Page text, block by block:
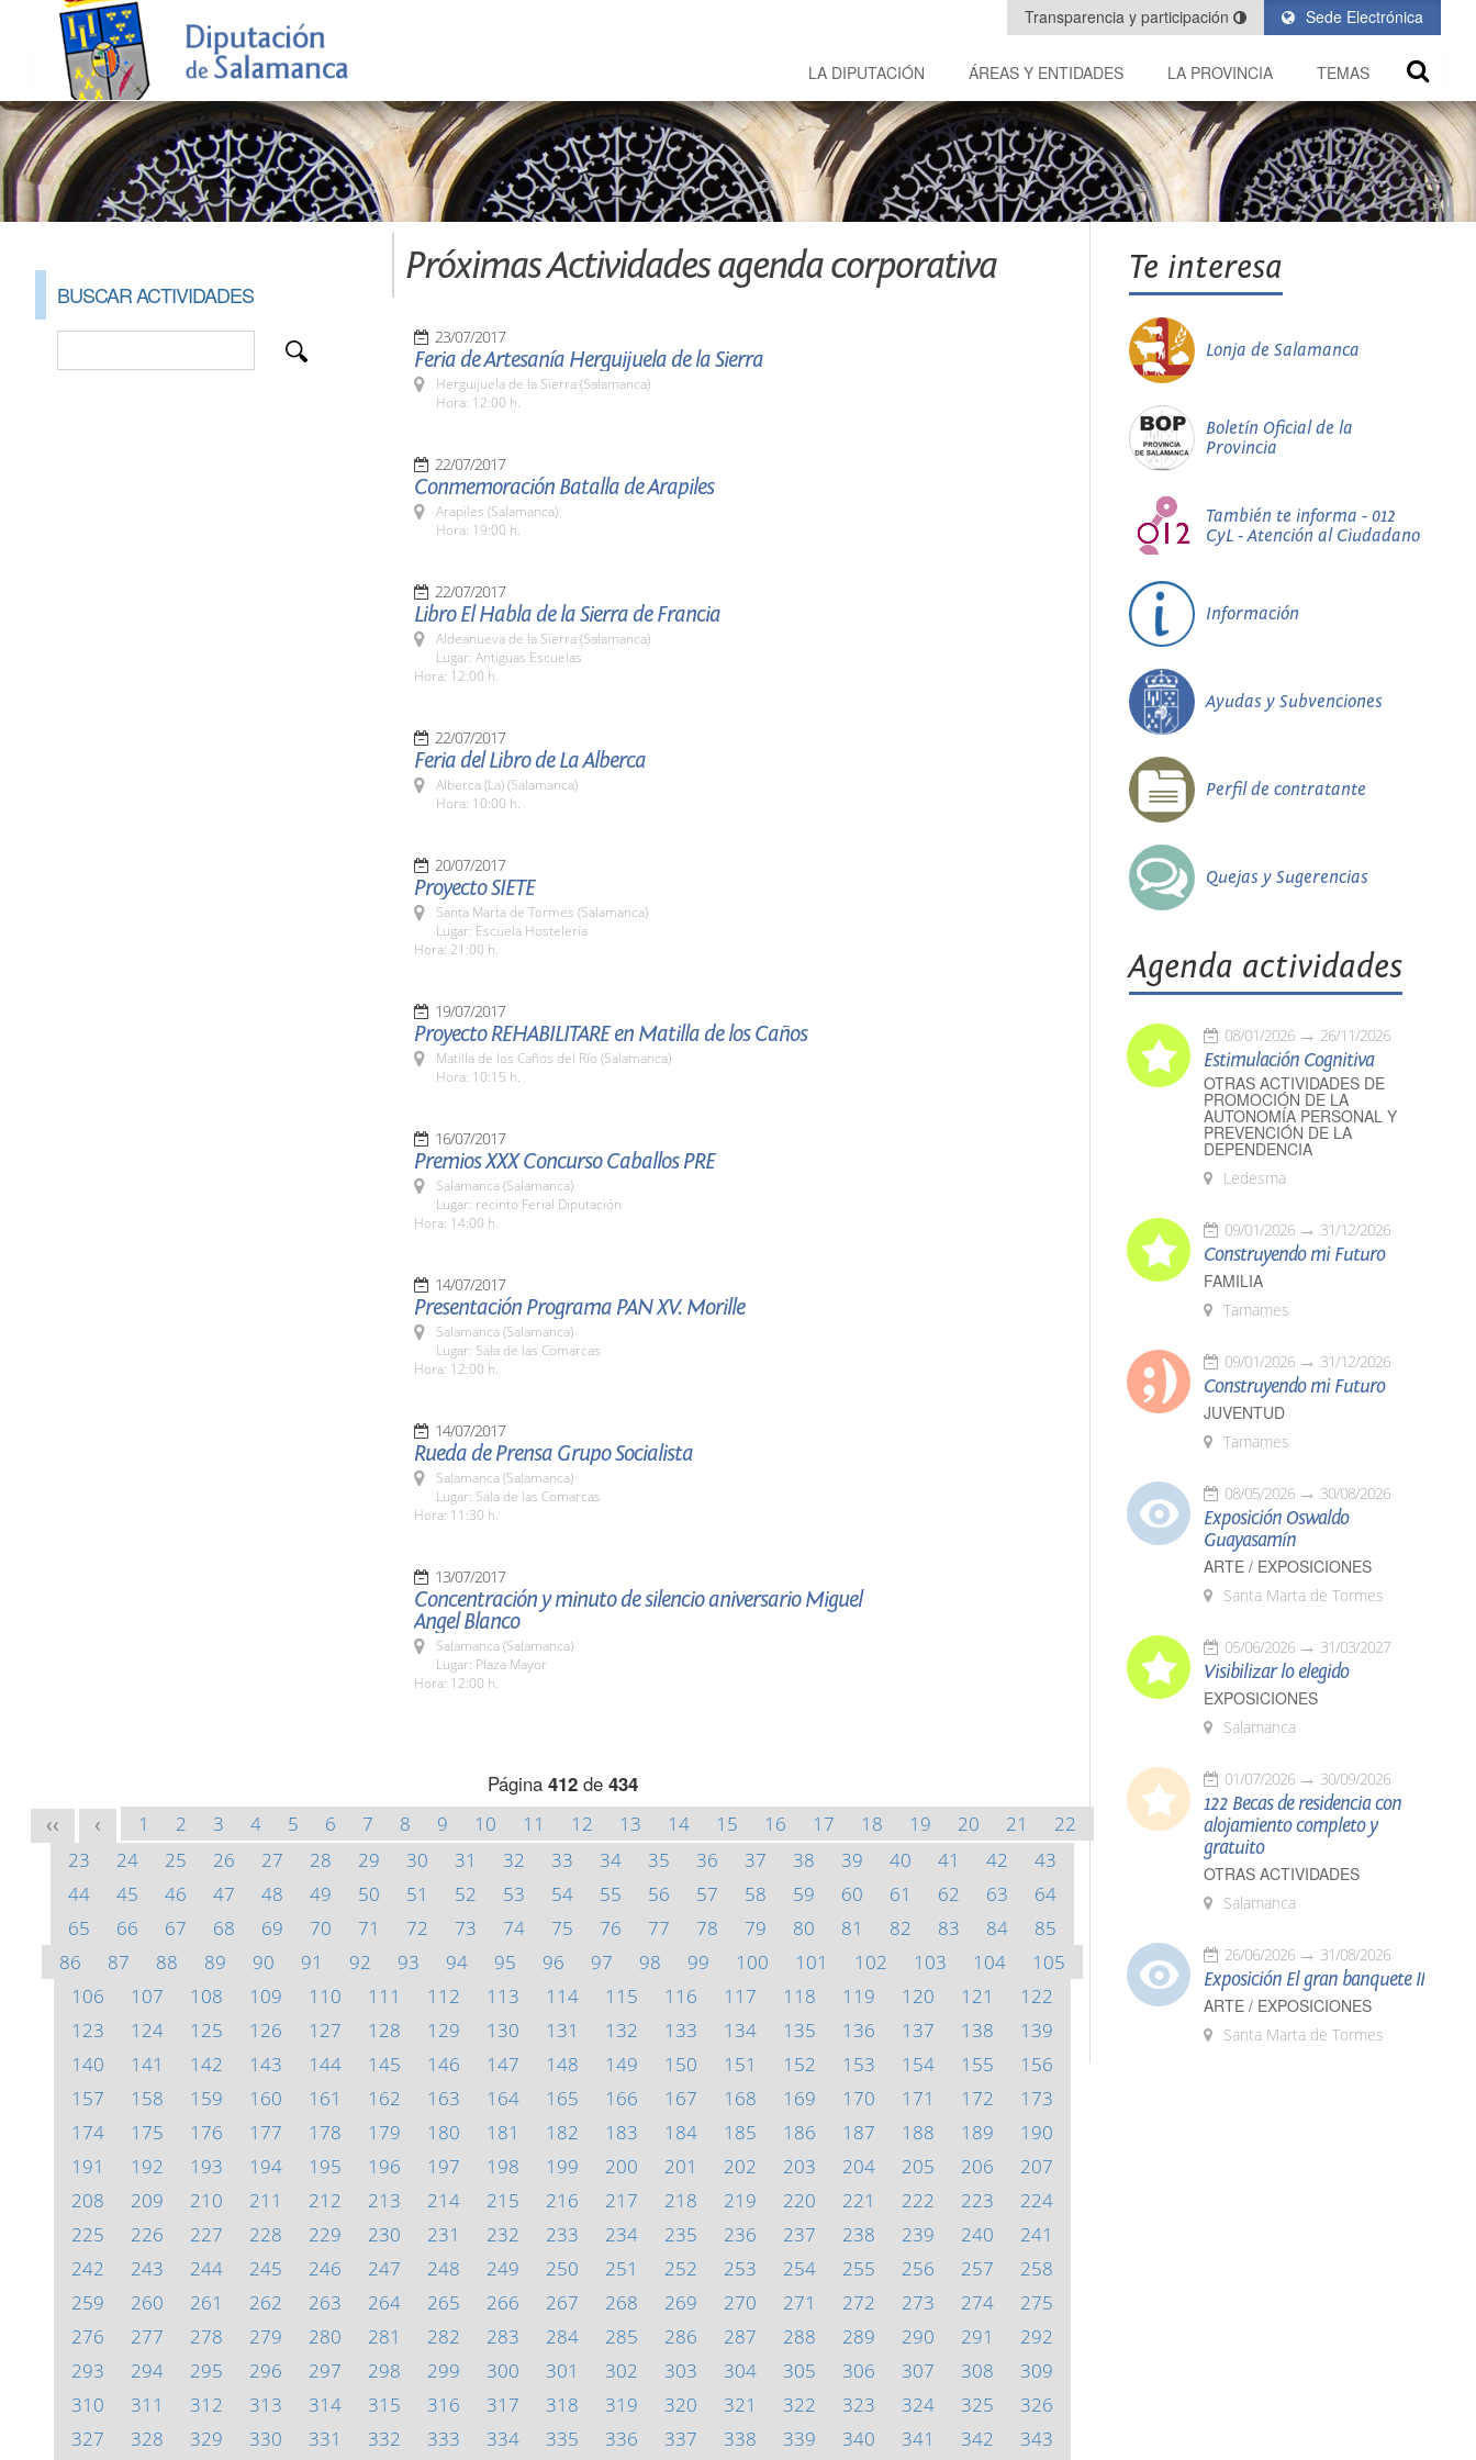
Sede Electrónica
Transparencia y participación
LA DIPUTACIÓN ÁREAS Y ENTIDADES LA PROVINCIA TEMAS
BUSCAR ACTIVIDADES
Próximas Actividades agenda corporativa
23/07/2017
Feria de Artesanía Herguijuela de la Sierra
Herguijuela de la Sierra (Salamanca)
Hora: 12:00 h.
22/07/2017
Conmemoración Batalla de Arapiles
Arapiles (Salamanca)
Hora: 19:00 h.
22/07/2017
Libro El Habla de la Sierra de Francia
Aldeanueva de la Sierra (Salamanca)
Lugar: Antiguas Escuelas
Hora: 12:00 h.
22/07/2017
Feria del Libro de La Alberca
Alberca (La) (Salamanca)
Hora: 10:00 h.
20/07/2017
Proyecto SIETE
Santa Marta de Tormes (Salamanca)
Lugar: Escuela Hostelería
Hora: 21:00 h.
19/07/2017
Proyecto REHABILITARE en Matilla de los Caños
Matilla de los Caños del Río (Salamanca)
Hora: 10:15 h.
16/07/2017
Premios XXX Concurso Caballos PRE
Salamanca (Salamanca)
Lugar: recinto Ferial Diputación
Hora: 14:00 h.
14/07/2017
Presentación Programa PAN XV. Morille
Salamanca (Salamanca)
Lugar: Sala de las Comarcas
Hora: 12:00 h.
14/07/2017
Rueda de Prensa Grupo Socialista
Salamanca (Salamanca)
Lugar: Sala de las Comarcas
Hora: 11:30 h.
13/07/2017
Concentración y minuto de silencio aniversario Miguel
Angel Blanco
Salamanca (Salamanca)
Lugar: Plaza Mayor
Hora: 12:00 h.
Página 412de 434
<< < 1 2 3 4 5 6 7 8 9 10 11 12 13 14 15 16 17 18 19 20 21
22
23
24 25 26 27 28 29 30 31 32 33 34 35 36 37 38 39 40 41 42
43
44
45 46 47 48 49 50 51 52 53 54 55 56 57 58 59 60 61 62 63
64
65
66 67 68 69 70 71 72 73 74 75 76 77 78 79 80 81 82 83 84
85
86
87 88 89 90 91 92 93 94 95 96 97 98 99 100 101 102 103 104
105
106
107 108 109 110 111 112 113 114 115 116 117 118 119 120 121
122
123
124 125 126 127 128 129 130 131 132 133 134 135 136 137 138
139
140
141 142 143 144 145 146 147 148 149 150 151 152 153 154 155
156
157
158 159 160 161 162 163 164 165 166 167 168 169 170 171 172
173
174
175 176 177 178 179 180 181 182 183 184 185 186 187 188 189
190
191
192 193 194 195 196 197 198 199 200 201 202 203 204 205 206
207
208
209 210 211 212 213 214 215 216 217 218 219 220 221 222 223
224
225
226 227 228 229 230 231 232 233 234 235 236 237 238 239 240
241
242
243 244 245 246 247 248 249 250 251 252 253 254 255 256 257
258
259
260 261 262 263 264 265 266 267 268 269 270 271 272 273 274
275
276
277 278 279 280 281 282 283 284 285 286 287 288 289 290 291
292
293
294 295 296 297 298 299 300 301 302 303 304 305 306 307 308
309
310
311 312 313 314 315 316 317 318 319 320 321 322 323 324 325
326
327
328 329 330 331 332 333 334 335 336 337 338 339 340 341 342 343
Te interesa
Lonja de Salamanca
Boletín Oficial de la
Provincia
También te informa - 012
CyL - Atención al Ciudadano
Información
Ayudas y Subvenciones
Perfil de contratante
Quejas y Sugerencias
Agenda actividades
08/01/2026 26/11/2026
Estimulación Cognitiva
OTRAS ACTIVIDADES DE
PROMOCIÓN DE LA
AUTONOMÍA PERSONAL Y
PREVENCIÓN DE LA
DEPENDENCIA
Ledesma
09/01/2026 31/12/2026
Construyendo mi Futuro
FAMILIA
Tamames
09/01/2026 31/12/2026
Construyendo mi Futuro
JUVENTUD
Tamames
08/05/2026 30/08/2026
Exposición Oswaldo
Guayasamín
ARTE / EXPOSICIONES
Santa Marta de Tormes
05/06/2026 31/03/2027
Visibilizar lo elegido
EXPOSICIONES
Salamanca
01/07/2026 30/09/2026
122 Becas de residencia con
alojamiento completo y
gratuito
OTRAS ACTIVIDADES
Salamanca
26/06/2026 31/08/2026
Exposición El gran banquete II
ARTE / EXPOSICIONES
Santa Marta de Tormes